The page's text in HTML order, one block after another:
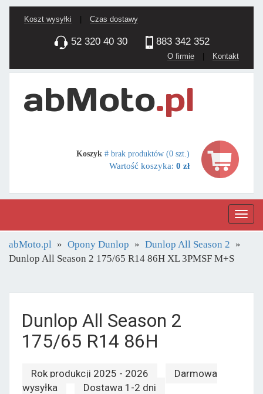
Koszt wysyłki Czas dostawy
52 320 40 30 883 342 352
O firmie | Kontakt
Koszyk # brak produktów (0 szt.)
Wartość koszyka: 0 zł
abMoto.pl Opony Dunlop
Dunlop All Season 2
Dunlop All Season 2 175/65 R14 86H XL 3PMSF M+S
Dunlop All Season 2
175/65 R14 86H
Rok produkcji 2025 - 2026
Darmowa
wysyłka
Dostawa 1-2 dni